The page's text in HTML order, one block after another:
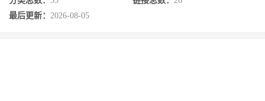
最后更新： 2026-08-05